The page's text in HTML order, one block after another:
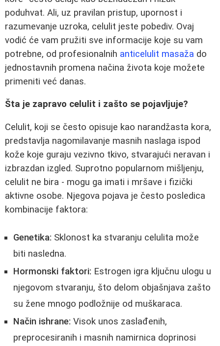
poduhvat. Ali, uz pravilan pristup, upornost i
razumevanje uzroka, celulit jeste pobediv. Ovaj
vodić će vam pružiti sve informacije koje su vam
potrebne, od profesionalnih anticelulit masaža do
jednostavnih promena načina života koje možete
primeniti već danas.
Šta je zapravo celulit i zašto se pojavljuje?
Celulit, koji se često opisuje kao narandžasta kora,
predstavlja nagomilavanje masnih naslaga ispod
kože koje guraju vezivno tkivo, stvarajući neravan i
izbrazdan izgled. Suprotno popularnom mišljenju,
celulit ne bira - mogu ga imati i mršave i fizički
aktivne osobe. Njegova pojava je često posledica
kombinacije faktora:
Genetika: Sklonost ka stvaranju celulita može
biti nasledna.
Hormonski faktori: Estrogen igra ključnu ulogu u
njegovom stvaranju, što delom objašnjava zašto
su žene mnogo podložnije od muškaraca.
Način ishrane: Visok unos zaslađenih,
preprocesiranih i masnih namirnica doprinosi